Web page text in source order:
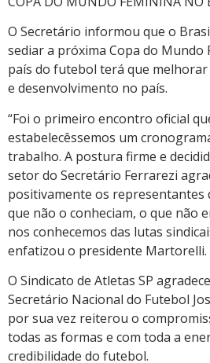
O Secretário informou que o
sediar a próxima Copa do Mundo
país do futebol terá que
e desenvolvimento no país.
“Foi o primeiro encontro oficial
estabelecêssemos um
trabalho. A postura firme e
setor do Secretário Ferrarezi
positivamente os representantes
que não o conheciam, o que não
nos conhecemos das lutas
enfatizou o presidente Martorelli.
O Sindicato de Atletas SP
Secretário Nacional do Futebol
por sua vez reiterou o
todas as formas e com toda a
credibilidade do futebol.